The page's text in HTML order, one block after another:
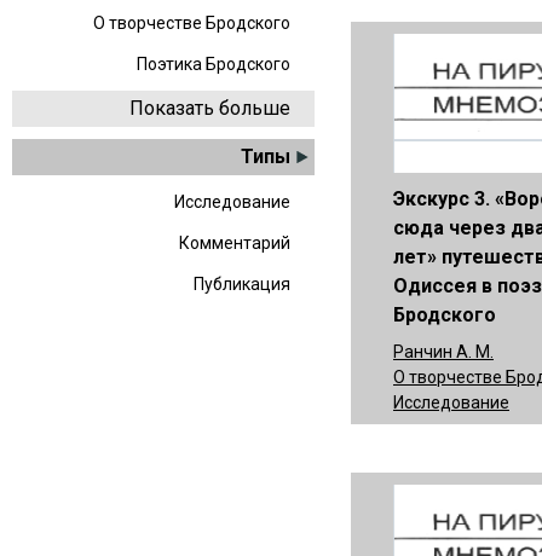
О творчестве Бродского
Поэтика Бродского
Показать больше
Типы
Исследование
Комментарий
Публикация
Экскурс 3.
сюда через
лет»
Одиссея в
Бродского
Ранчин А. М.
О творчестве
Исследование